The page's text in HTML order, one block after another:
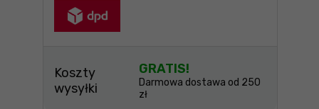
Koszty
wysyłki
GRATIS!
Darmowa dostawa od 250
zł